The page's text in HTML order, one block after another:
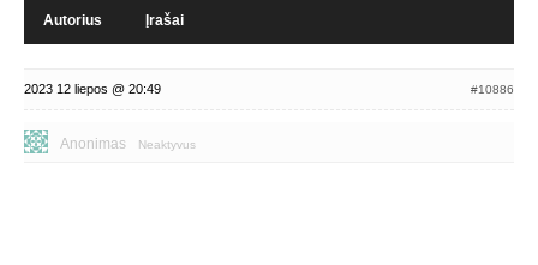
Autorius Įrašai
2023 12 liepos @ 20:49 #10886
Anonimas Neaktyvus